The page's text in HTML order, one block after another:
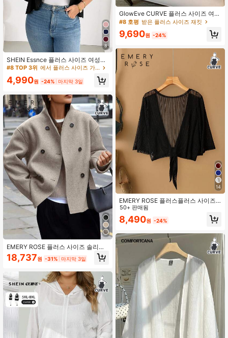
8
SHEIN Essnce 플러스 사이즈 여성
봄/여름 패션 캐주얼 편안한 일상 기본
외출 상의, 오피스웨어, 휴가
#8 TOP 3위 에서 플러스 사이즈 가벼운 재킷
4,990원 -24% 마지막 3일
EMERY ROSE 플러스 사이즈 솔리드
컬러 빈티지 더블 브레스트 V넥 롱 코
트, 여성용 통근용 겨울 아우터웨어
18,737원 -31% 마지막 3일
GlowEve CURVE 플러스 사이즈 여성
여름 캐주얼 휴가 데일리 출근 솔리드
#8 호평 받은 플러스 사이즈 재킷
9,690원 -24%
14
EMERY ROSE 플러스플러스 사이즈
여성 우아한 레이스 메쉬 반소매 가벼
운 비치/휴가용 가디건
50+ 판매됨
8,490원 -24%